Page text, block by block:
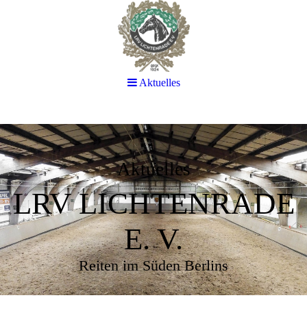
Aktuelles
LRV LICHTENRADE
E. V.
Reiten im Süden Berlins
Aktuelles